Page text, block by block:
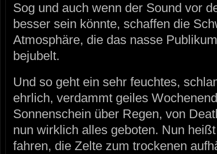
Sog und auch wenn der Sound vor
besser sein könnte, schaffen die
Atmosphäre, die das nasse
bejubelt.
Und so geht ein sehr feuchtes,
ehrlich, verdammt geiles
Sonnenschein über Regen, von
nun wirklich alles geboten. Nun
fahren, die Zelte zum trockenen